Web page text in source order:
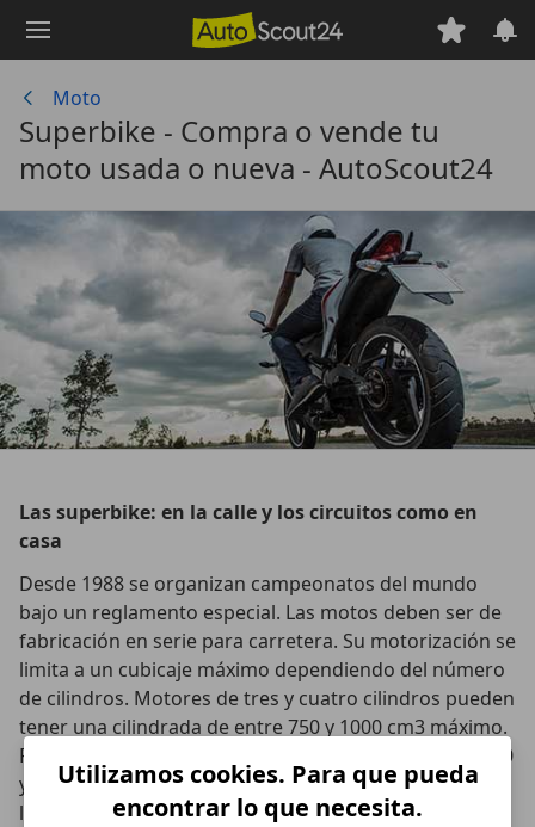
principalMoto
Superbike - Compra o vende tu
moto usada o nueva - AutoScout24
Las superbike: en la calle y los circuitos como en
casa
Desde 1988 se organizan campeonatos del mundo
bajo un reglamento especial. Las motos deben ser de
fabricación en serie para carretera. Su motorización se
limita a un cubicaje máximo dependiendo del número
de cilindros. Motores de tres y cuatro cilindros pueden
tener una cilindrada de entre 750 y 1000 cm3 máximo.
Para motos bicilíndricas, los límites están entre los 850
y los 1000 cm3. Desde entonces, estas motocicletas,
las llamadas superbikes, han generado más
Utilizamos cookies. Para que pueda
encontrar lo que necesita.